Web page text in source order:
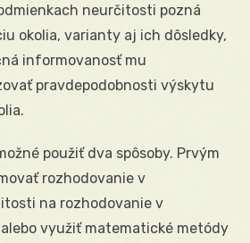
neurčitosti pozná
okolia, varianty aj ich dôsledky,
informovanosť mu
pravdepodobnosti výskytu
použiť dva spôsoby. Prvým
rozhodovanie v
na rozhodovanie v
využiť matematické metódy